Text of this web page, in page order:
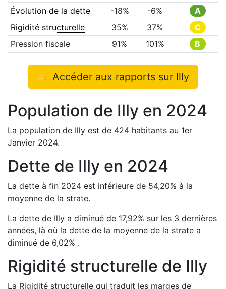
Évolution de la dette -18% -6%
A
Rigidité structurelle
35% 37%
C
Pression fiscale
91% 101% B
👉 Accéder aux rapports sur Illy
Population de Illy en 2024
La population de Illy est de 424 habitants au 1er
Janvier 2024.
Dette de Illy en 2024
La dette à fin 2024 est inférieure de 54,20% à la
moyenne de la strate.
La dette de Illy a diminué de 17,92% sur les 3 dernières
années, là où la dette de la moyenne de la strate a
diminué de 6,02% .
Rigidité structurelle de Illy
La Rigidité structurelle qui traduit les marges de